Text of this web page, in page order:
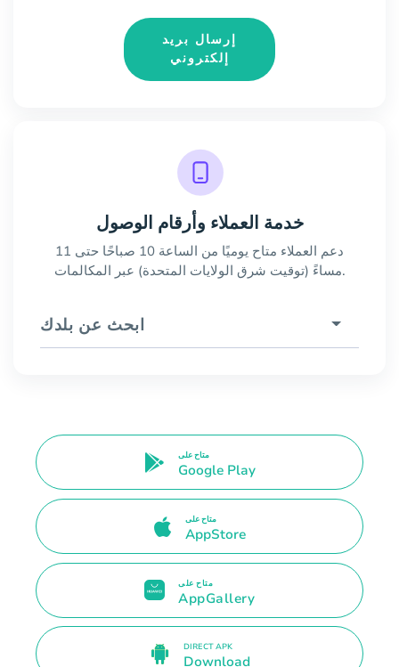
إرسال بريد
إلكتروني
خدمة العملاء وأرقام الوصول
دعم العملاء متاح يوميًا من الساعة 10 صباحًا حتى 11
مساءً (توقيت شرق الولايات المتحدة) عبر المكالمات.
ابحث عن بلدك
متاح على
Google Play
متاح على
AppStore
متاح على
AppGallery
DIRECT APK
Download